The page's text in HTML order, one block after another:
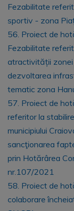
Fezabilitate
sportiv - zona
56. Proiect de
Fezabilitate
atractivității zonei
dezvoltarea
tematic zona
57. Proiect de
referitor la
municipiului
sancţionarea
prin Hotărârea
nr.107/2021
58. Proiect de
colaborare